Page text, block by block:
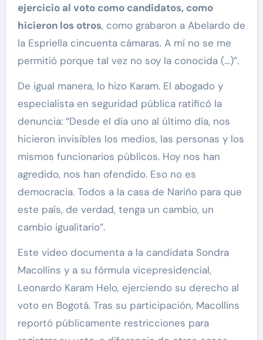
ejercicio al voto como candidatos, como
hicieron los otros, como grabaron a Abelardo de
la Espriella cincuenta cámaras. A mí no se me
permitió porque tal vez no soy la conocida (…)”.
De igual manera, lo hizo Karam. El abogado y
especialista en seguridad pública ratificó la
denuncia: “Desde el día uno al último día, nos
hicieron invisibles los medios, las personas y los
mismos funcionarios públicos. Hoy nos han
agredido, nos han ofendido. Eso no es
democracia. Todos a la casa de Nariño para que
este país, de verdad, tenga un cambio, un
cambio igualitario”.
Este video documenta a la candidata Sondra
Macollins y a su fórmula vicepresidencial,
Leonardo Karam Helo, ejerciendo su derecho al
voto en Bogotá. Tras su participación, Macollins
reportó públicamente restricciones para